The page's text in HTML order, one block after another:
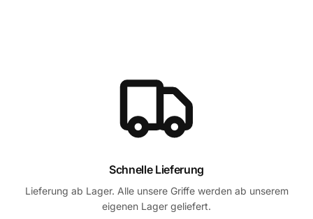
Schnelle Lieferung
Lieferung ab Lager. Alle unsere Griffe werden ab unserem
eigenen Lager geliefert.